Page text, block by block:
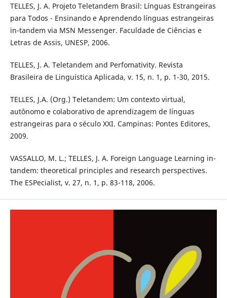
TELLES, J. A. Projeto Teletandem Brasil: Línguas Estrangeiras
para Todos - Ensinando e Aprendendo línguas estrangeiras
in-tandem via MSN Messenger. Faculdade de Ciências e
Letras de Assis, UNESP, 2006.
TELLES, J. A. Teletandem and Perfomativity. Revista
Brasileira de Linguística Aplicada, v. 15, n. 1, p. 1-30, 2015.
TELLES, J.A. (Org.) Teletandem: Um contexto virtual,
autônomo e colaborativo de aprendizagem de línguas
estrangeiras para o século XXI. Campinas: Pontes Editores,
2009.
VASSALLO, M. L.; TELLES, J. A. Foreign Language Learning in-
tandem: theoretical principles and research perspectives.
The ESPecialist, v. 27, n. 1, p. 83-118, 2006.